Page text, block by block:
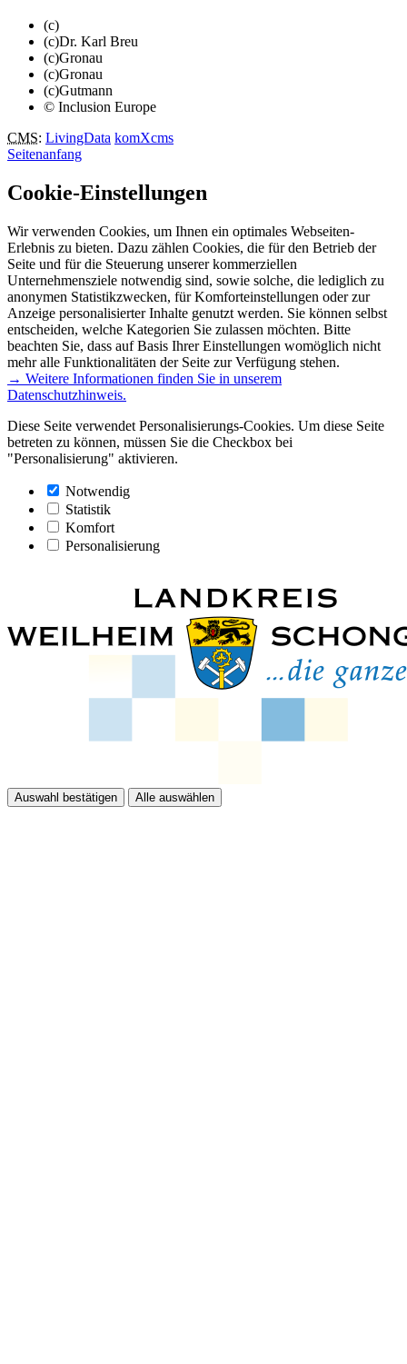
(c)
(c)Dr. Karl Breu
(c)Gronau
(c)Gronau
(c)Gutmann
© Inclusion Europe
CMS: LivingData komXcms
Seitenanfang
Cookie-Einstellungen
Wir verwenden Cookies, um Ihnen ein optimales Webseiten-
Erlebnis zu bieten. Dazu zählen Cookies, die für den Betrieb der
Seite und für die Steuerung unserer kommerziellen
Unternehmensziele notwendig sind, sowie solche, die lediglich zu
anonymen Statistikzwecken, für Komforteinstellungen oder zur
Anzeige personalisierter Inhalte genutzt werden. Sie können selbst
entscheiden, welche Kategorien Sie zulassen möchten. Bitte
beachten Sie, dass auf Basis Ihrer Einstellungen womöglich nicht
mehr alle Funktionalitäten der Seite zur Verfügung stehen.
→ Weitere Informationen finden Sie in unserem
Datenschutzhinweis.
Diese Seite verwendet Personalisierungs-Cookies. Um diese Seite
betreten zu können, müssen Sie die Checkbox bei
"Personalisierung" aktivieren.
Notwendig
Statistik
Komfort
Personalisierung
Auswahl bestätigen Alle auswählen